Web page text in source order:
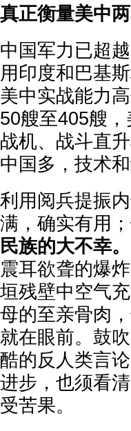
真正衡量美中两
中国军力已超
用印度和巴基
美中实战能力
50艘至405艘
战机、战斗直
中国多，技术
利用阅兵提振
满，确实有用；
民族的大不幸。
震耳欲聋的爆
垣残壁中空气
母的至亲骨肉
就在眼前。鼓
酷的反人类言
进步，也须看
受苦果。